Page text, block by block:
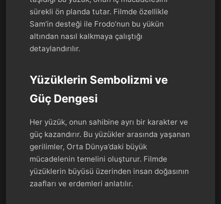
sürekli ön planda tutar. Filmde özellikle
Sam’in desteği ile Frodo’nun bu yükün
altından nasıl kalkmaya çalıştığı
detaylandırılır.
Yüzüklerin Sembolizmi ve
Güç Dengesi
Her yüzük, onun sahibine ayrı bir karakter ve
güç kazandırır. Bu yüzükler arasında yaşanan
gerilimler, Orta Dünya’daki büyük
mücadelenin temelini oluşturur. Filmde
yüzüklerin büyüsü üzerinden insan doğasının
zaafları ve erdemleri anlatılır.